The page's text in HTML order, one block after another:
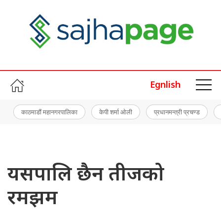
Egnlish
काठमाडौं महानगरपालिका केपी शर्मा ओली प्रधानमन्त्री प्रचण्ड
यसपालि छैन तीजको
रमझम